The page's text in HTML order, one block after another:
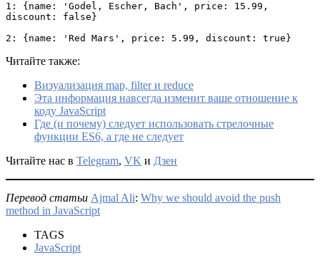
1: {name: 'Godel, Escher, Bach', price: 15.99,
discount: false}
2: {name: 'Red Mars', price: 5.99, discount: true}
Читайте также:
Визуализация map, filter и reduce
Эта информация навсегда изменит ваше отношение к
коду JavaScript
Где (и почему) следует использовать стрелочные
функции ES6, а где не следует
Читайте нас в Telegram, VK и Дзен
Перевод статьи Ajmal Ali: Why we should avoid the push
method in JavaScript
TAGS
JavaScript